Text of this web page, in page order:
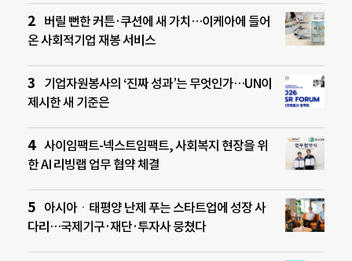
버릴 뻔한 커튼·쿠션에 새 가치…이케아에 들어
온 사회적기업 재봉 서비스
기업자원봉사의 ‘진짜 성과’는 무엇인가…UN이
제시한 새 기준은
사이임팩트-넥스트임팩트, 사회복지 현장을 위
한 AI 리빙랩 업무 협약 체결
아시아ㆍ태평양 난제 푸는 스타트업에 성장 사
다리…국제기구·재단·투자사 뭉쳤다